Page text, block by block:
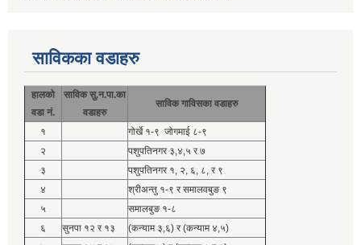
साविकका वडाहरु
हालको
वडा नं.
साविक सु.न.पा.का
वडाहरु
साविक गाविसका वडाहरु
१
गोर्खे १-९ जोगमाई ८-९
२
पशुपतिनगर ३,४,५ र ७
३
पशुपतिनगर १, २, ६, ८, र ९
४
श्रीअन्तु १-९ र समालवबुङ ९
५
समालबुङ १-८
६
सुनपा १२ र १३
(कन्याम ३,६) र (कन्याम ४,५)